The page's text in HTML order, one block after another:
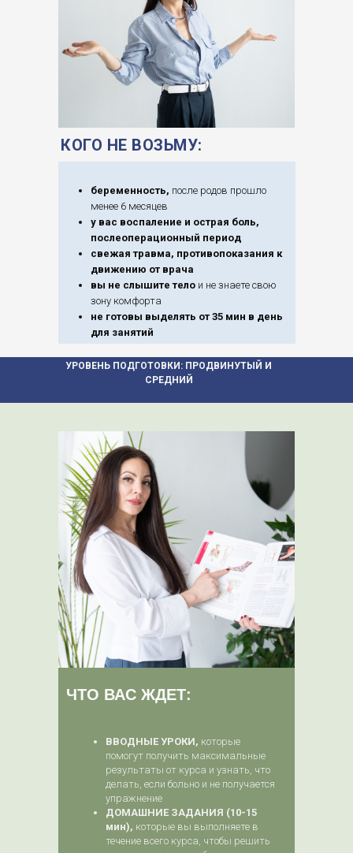
беременность, после родов прошло
менее 6 месяцев
у вас воспаление и острая боль,
послеоперационный период
свежая травма, противопоказания к
движению от врача
вы не слышите тело и не знаете свою
зону комфорта
не готовы выделять от 35 мин в день
для занятий
КОГО НЕ ВОЗЬМУ:
УРОВЕНЬ ПОДГОТОВКИ: ПРОДВИНУТЫЙ И
СРЕДНИЙ
ЧТО ВАС ЖДЕТ:
ВВОДНЫЕ УРОКИ, которые
помогут получить максимальные
результаты от курса и узнать, что
делать, если больно и не получается
упражнение
ДОМАШНИЕ ЗАДАНИЯ (10-15
мин), которые вы выполняете в
течение всего курса, чтобы решить